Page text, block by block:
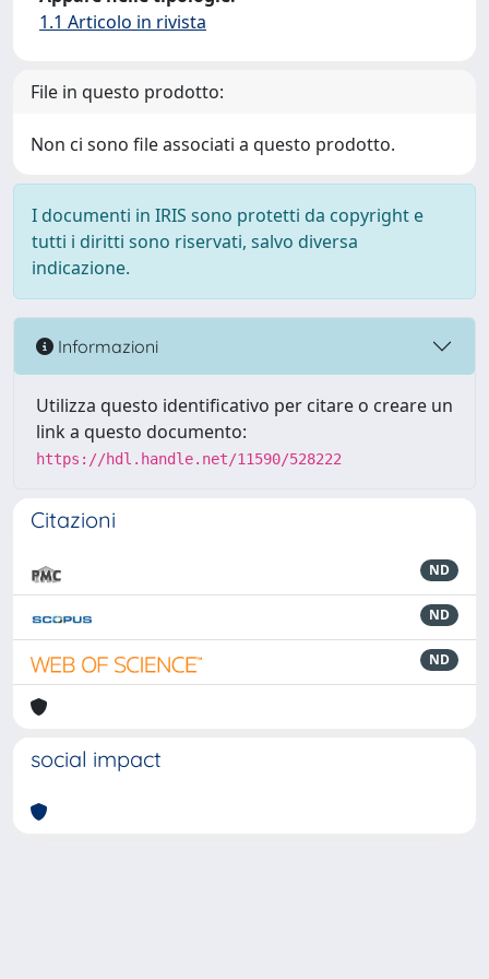
1.1 Articolo in rivista
File in questo prodotto:
Non ci sono file associati a questo prodotto.
I documenti in IRIS sono protetti da copyright e
tutti i diritti sono riservati, salvo diversa
indicazione.
Informazioni
Utilizza questo identificativo per citare o creare un
link a questo documento:
https://hdl.handle.net/11590/528222
Citazioni
ND
ND
ND
social impact